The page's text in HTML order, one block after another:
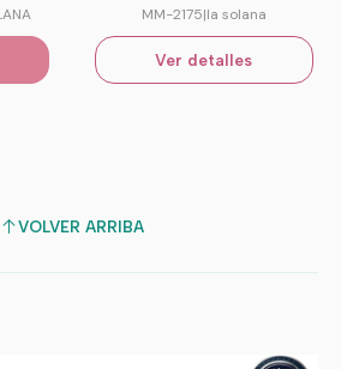
MM-2175|la solana
Ver detalles
VOLVER ARRIBA